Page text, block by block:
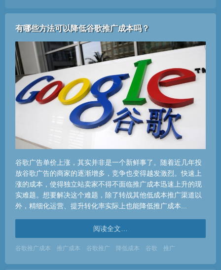
有哪些方法可以降低谷歌推广成本吗？
谷歌广告单价上涨，其实并非是一个新鲜事了。随着近几年投
放谷歌广告的商家的逐渐增多，竞争也变得越发激烈。快速上
涨的成本，使得独立站卖家不得不面临推广成本迅速上升的现
实难题。想要解决这个难题，除了转战其他低成本推广渠道以
外，精细化运营、提升转化率实际上也能降低推广成本...
阅读全文…
谷歌推广成本 推广成本 谷歌推广 降低成本 谷歌 推广